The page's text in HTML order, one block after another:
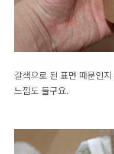
갈색으로 된 표면 때문인
느낌도 들구요.